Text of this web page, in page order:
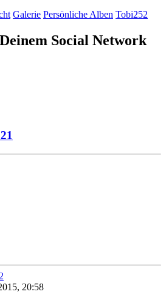
Galerie Persönliche Alben Tobi252
Social Network
20:58